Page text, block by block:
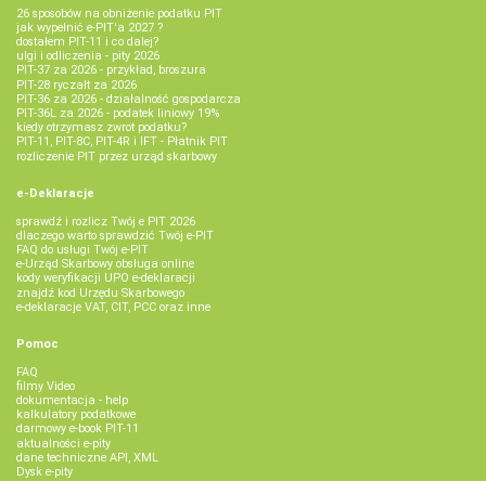
26 sposobów na obniżenie podatku PIT
jak wypełnić e-PIT'a 2027 ?
dostałem PIT-11 i co dalej?
ulgi i odliczenia - pity 2026
PIT-37 za 2026 - przykład, broszura
PIT-28 ryczałt za 2026
PIT-36 za 2026 - działalność gospodarcza
PIT-36L za 2026 - podatek liniowy 19%
kiedy otrzymasz zwrot podatku?
PIT-11, PIT-8C, PIT-4R i IFT - Płatnik PIT
rozliczenie PIT przez urząd skarbowy
e-Deklaracje
sprawdź i rozlicz Twój e PIT 2026
dlaczego warto sprawdzić Twój e-PIT
FAQ do usługi Twój e-PIT
e-Urząd Skarbowy obsługa online
kody weryfikacji UPO e-deklaracji
znajdź kod Urzędu Skarbowego
e-deklaracje VAT, CIT, PCC oraz inne
Pomoc
FAQ
filmy Video
dokumentacja - help
kalkulatory podatkowe
darmowy e-book PIT-11
aktualności e-pity
dane techniczne API, XML
Dysk e-pity